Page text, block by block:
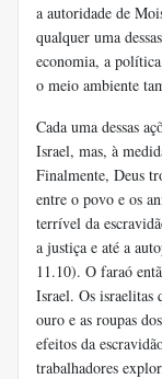
a autoridade de
qualquer uma
economia, a
o meio ambiente
Cada uma dessas
Israel, mas, à
Finalmente, Deus
entre o povo e os
terrível da
a justiça e até a
11.10). O faraó
Israel. Os israelitas
ouro e as roupas
efeitos da
trabalhadores